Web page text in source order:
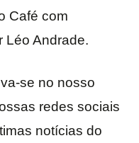
Café com
Léo Andrade.
se no nosso
redes sociais
notícias do